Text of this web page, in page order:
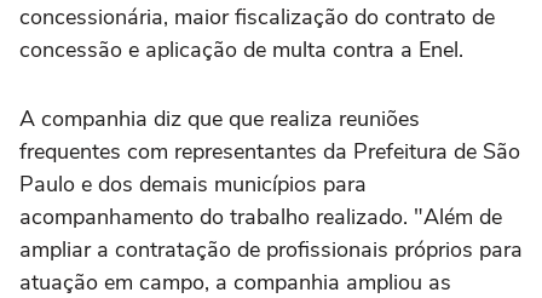
concessionária, maior fiscalização do contrato de
concessão e aplicação de multa contra a Enel.
A companhia diz que que realiza reuniões
frequentes com representantes da Prefeitura de São
Paulo e dos demais municípios para
acompanhamento do trabalho realizado. "Além de
ampliar a contratação de profissionais próprios para
atuação em campo, a companhia ampliou as